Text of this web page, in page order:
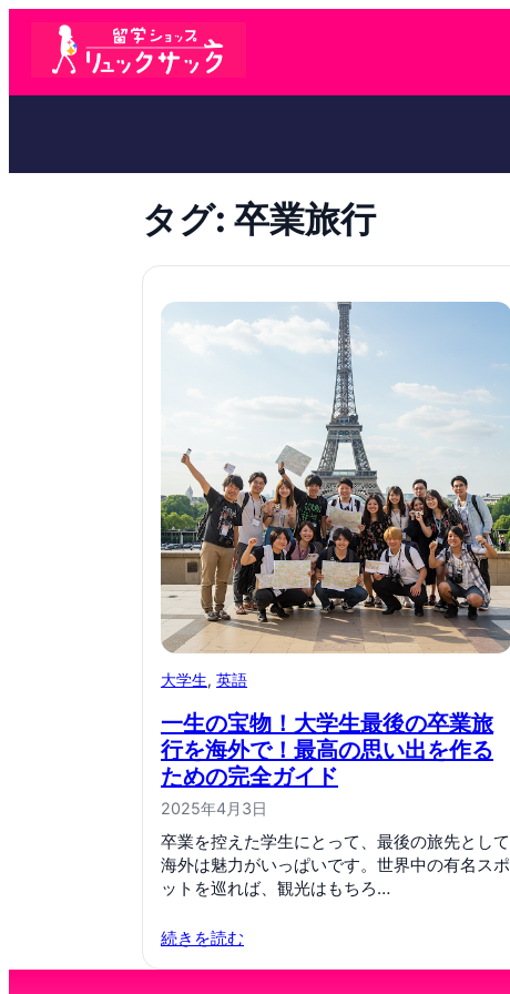
タグ: 卒業旅行
大学生, 英語
一生の宝物！大学生最後の卒業旅
行を海外で！最高の思い出を作る
ための完全ガイド
2025年4月3日
卒業を控えた学生にとって、最後の旅先として
海外は魅力がいっぱいです。世界中の有名スポ
ットを巡れば、観光はもちろ…
続きを読む